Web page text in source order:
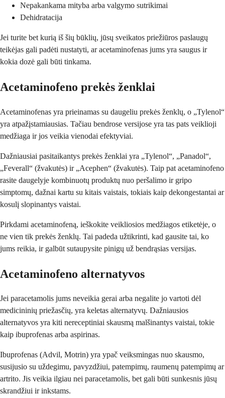
Nepakankama mityba arba valgymo sutrikimai
Dehidratacija
Jei turite bet kurią iš šių būklių, jūsų sveikatos priežiūros paslaugų
teikėjas gali padėti nustatyti, ar acetaminofenas jums yra saugus ir
kokia dozė gali būti tinkama.
Acetaminofeno prekės ženklai
Acetaminofenas yra prieinamas su daugeliu prekės ženklų, o „Tylenol“
yra atpažįstamiausias. Tačiau bendrose versijose yra tas pats veiklioji
medžiaga ir jos veikia vienodai efektyviai.
Dažniausiai pasitaikantys prekės ženklai yra „Tylenol“, „Panadol“,
„Feverall“ (žvakutės) ir „Acephen“ (žvakutės). Taip pat acetaminofeno
rasite daugelyje kombinuotų produktų nuo peršalimo ir gripo
simptomų, dažnai kartu su kitais vaistais, tokiais kaip dekongestantai ar
kosulį slopinantys vaistai.
Pirkdami acetaminofeną, ieškokite veikliosios medžiagos etiketėje, o
ne vien tik prekės ženklų. Tai padeda užtikrinti, kad gausite tai, ko
jums reikia, ir galbūt sutaupysite pinigų už bendrąsias versijas.
Acetaminofeno alternatyvos
Jei paracetamolis jums neveikia gerai arba negalite jo vartoti dėl
medicininių priežasčių, yra keletas alternatyvų. Dažniausios
alternatyvos yra kiti nereceptiniai skausmą malšinantys vaistai, tokie
kaip ibuprofenas arba aspirinas.
Ibuprofenas (Advil, Motrin) yra ypač veiksmingas nuo skausmo,
susijusio su uždegimu, pavyzdžiui, patempimų, raumenų patempimų ar
artrito. Jis veikia ilgiau nei paracetamolis, bet gali būti sunkesnis jūsų
skrandžiui ir inkstams.